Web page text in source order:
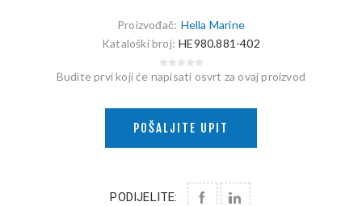
Proizvođač: Hella Marine
Kataloški broj: HE980.881-402
Budite prvi koji će napisati osvrt za ovaj proizvod
POŠALJITE UPIT
PODIJELITE: